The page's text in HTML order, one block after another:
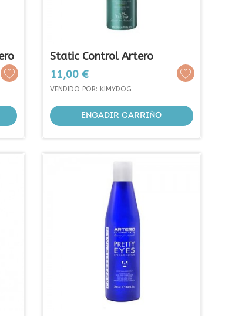
Static Control Artero
Prezo
11,00 €
VENDIDO POR: KIMYDOG
ENGADIR CARRIÑO